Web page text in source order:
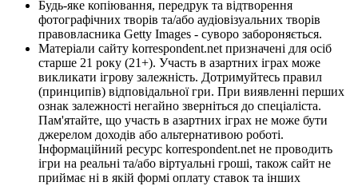
Будь-яке копіювання, передрук та відтворення
фотографічних творів та/або аудіовізуальних творів
правовласника Getty Images - суворо забороняється.
Матеріали сайту korrespondent.net призначені для осіб
старше 21 року (21+). Участь в азартних іграх може
викликати ігрову залежність. Дотримуйтесь правил
(принципів) відповідальної гри. При виявленні перших
ознак залежності негайно зверніться до спеціаліста.
Пам'ятайте, що участь в азартних іграх не може бути
джерелом доходів або альтернативою роботі.
Інформаційний ресурс korrespondent.net не проводить
ігри на реальні та/або віртуальні гроші, також сайт не
приймає ні в якій формі оплату ставок та інших